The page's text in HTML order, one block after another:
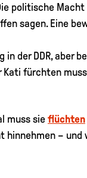
politische
sagen. Eine
in der DDR,
fürchten
muss sie flüchten
hinnehmen –